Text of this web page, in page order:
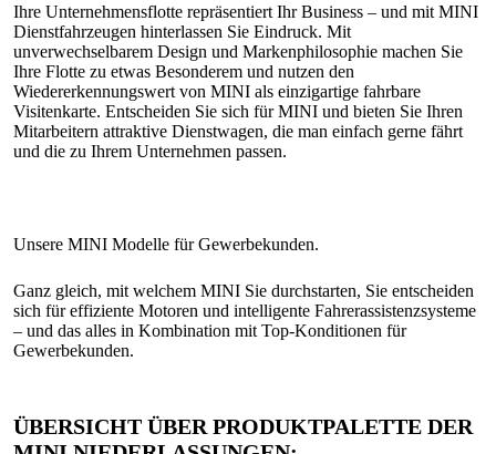
Ihre Unternehmensflotte repräsentiert Ihr Business – und mit MINI
Dienstfahrzeugen hinterlassen Sie Eindruck. Mit
unverwechselbarem Design und Markenphilosophie machen Sie
Ihre Flotte zu etwas Besonderem und nutzen den
Wiedererkennungswert von MINI als einzigartige fahrbare
Visitenkarte. Entscheiden Sie sich für MINI und bieten Sie Ihren
Mitarbeitern attraktive Dienstwagen, die man einfach gerne fährt
und die zu Ihrem Unternehmen passen.
Ganz gleich, mit welchem MINI Sie durchstarten, Sie entscheiden
sich für effiziente Motoren und intelligente Fahrerassistenzsysteme
– und das alles in Kombination mit Top-Konditionen für
Gewerbekunden.